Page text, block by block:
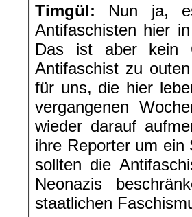
Timgül: Nun ja,
Antifaschisten hier
Das ist aber kein
Antifaschist zu
für uns, die hier
vergangenen
wieder darauf
ihre Reporter um ein
sollten die
Neonazis
staatlichen